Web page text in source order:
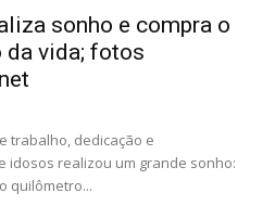
sonho e compra o
da vida; fotos
trabalho, dedicação e
idosos realizou um grande sonho:
quilômetro...